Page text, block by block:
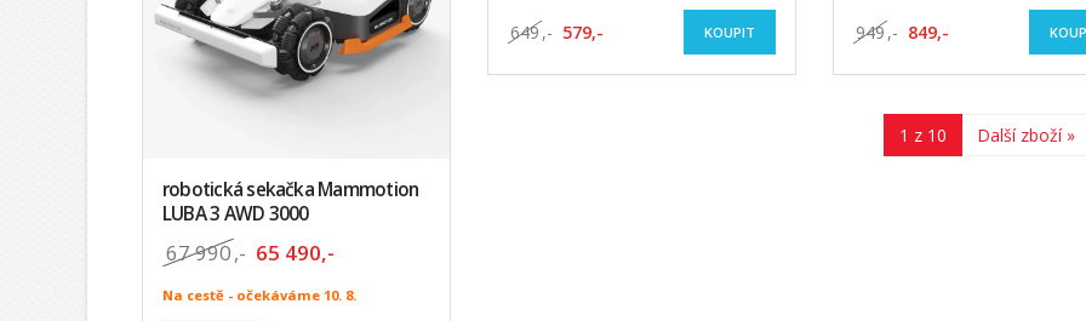
robotická sekačka Mammotion
LUBA 3 AWD 3000
67 990,- 65 490,-
Na cestě - očekáváme 10. 8.
649 ,- 579,- KOUPIT 949 ,- 849,-
1 z 10 Další zboží »